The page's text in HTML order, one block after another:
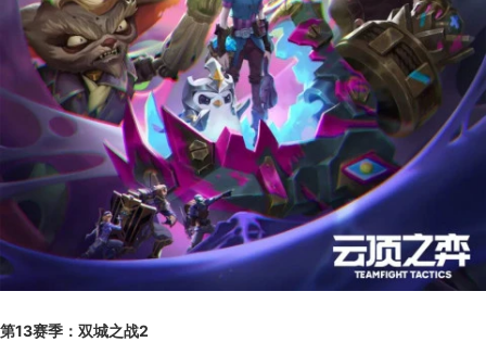
第13赛季：双城之战2